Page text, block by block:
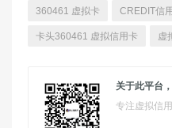
360461 虚拟卡 CREDIT信
卡头360461 虚拟信用卡 虚
关于此平台
专注虚拟信